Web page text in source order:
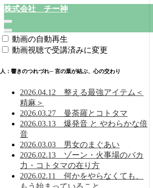
株式会社 チー神
動画の自動再生
動画視聴で受講済みに変更
人：響きのつれづれ─ 言の葉が結ぶ、心の交わり
2026.04.12 整える最強アイテム＜
精麻＞
2026.03.27 曼荼羅とコトタマ
2026.03.13 爆発音 と やわらかな倍
音
2026.03.03 男女のまぐあい
2026.02.13 ゾーン・火事場のバカ
力・コトタマの在り方
2026.02.11 何かをやらなくても、
もう始まっていること